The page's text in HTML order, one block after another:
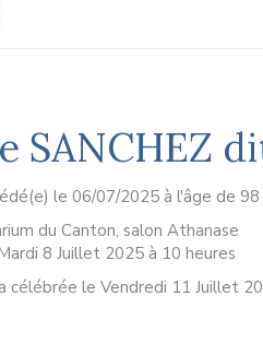
SANCHEZ
le 06/07/2025 à l'âge de 98
du Canton, salon Athanase
8 Juillet 2025 à 10 heures
célébrée le Vendredi 11 Juillet